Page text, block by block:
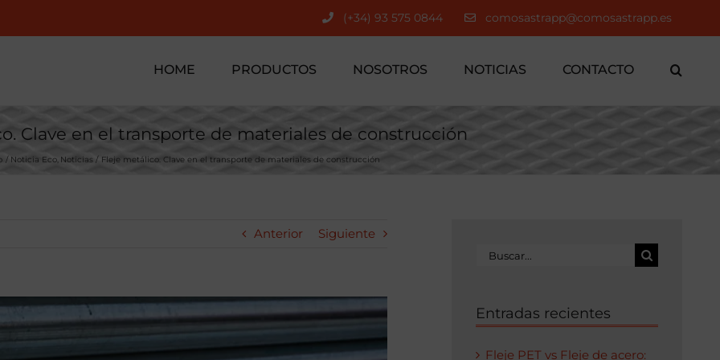
(+34) 93 575 0844 comosastrapp@comosastrapp.es
HOME PRODUCTOS NOSOTROS NOTICIAS CONTACTO
Clave en el transporte de materiales de construcción
Noticia Eco Noticias Fleje metálico. Clave en el transporte de materiales de construcción
Anterior Siguiente
Buscar:
Entradas recientes
Fleje PET vs Fleje de acero: